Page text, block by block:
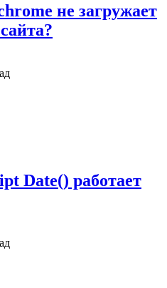
не загружает
Date() работает